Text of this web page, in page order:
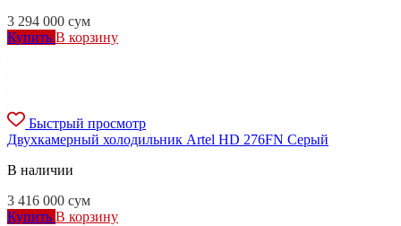
3 294 000 сум
Купить В корзину
Быстрый просмотр
Двухкамерный холодильник Artel HD 276FN Серый
В наличии
3 416 000 сум
Купить В корзину